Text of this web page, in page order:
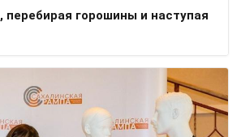
перебирая горошины и наступая